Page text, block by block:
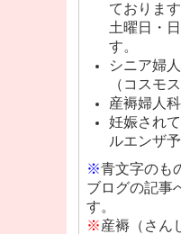
ております
土曜日・
す。
シニア婦
（コスモ
産褥婦人
妊娠され
ルエンザ
※青文字のも
ブログの記事
す。
※産褥（さん